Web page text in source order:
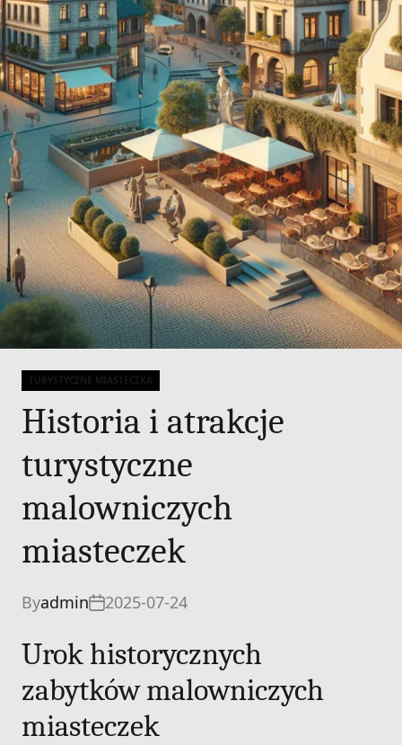
Categories
TURYSTYCZNE MIASTECZKA
Historia i atrakcje
turystyczne
malowniczych
miasteczek
Byadmin 2025-07-24
Urok historycznych
zabytków malowniczych
miasteczek